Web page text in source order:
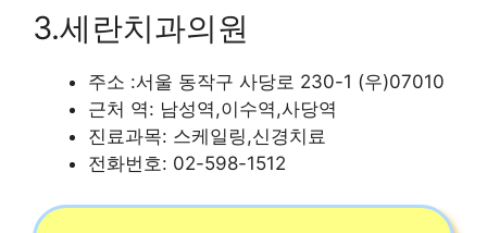
3.세란치과의원
주소 :서울 동작구 사당로 230-1 (우)07010
근처 역: 남성역,이수역,사당역
진료과목: 스케일링,신경치료
전화번호: 02-598-1512